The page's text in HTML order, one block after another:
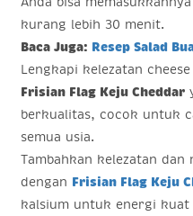
kurang lebih 30 menit.
Baca Juga: Resep Salad
Lengkapi kelezatan
Frisian Flag Keju Cheddar
berkualitas, cocok untuk
semua usia.
Tambahkan kelezatan
dengan Frisian Flag Keju
kalsium untuk energi kuat